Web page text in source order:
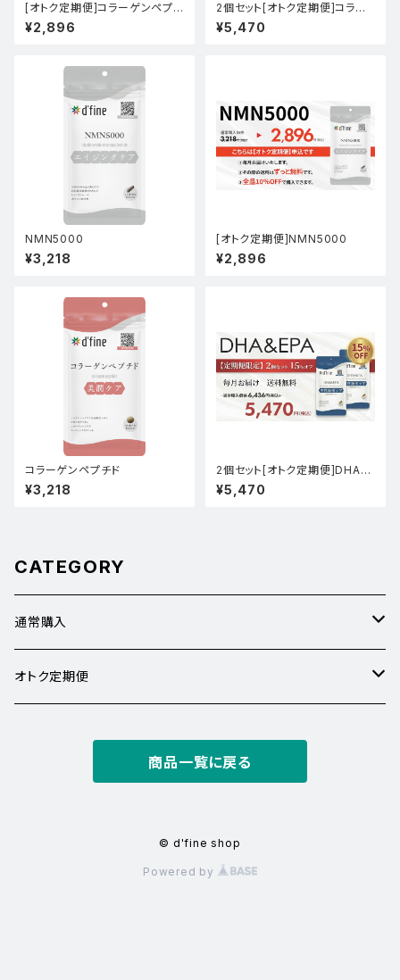
[オトク定期便]コラーゲンペプチ
ド
¥2,896
2個セット[オトク定期便]コラー
ゲンペプチド
¥5,470
NMN5000
¥3,218
[オトク定期便]NMN5000
¥2,896
コラーゲンペプチド
¥3,218
2個セット[オトク定期便]DHA&
EPA
¥5,470
CATEGORY
通常購入
なんとなくの疲れ
美容・年齢ケア
オトク定期便
商品一覧に戻る
© d'fine shop
Powered by